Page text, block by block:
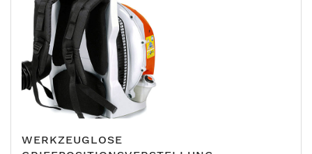
WERKZEUGLOSE